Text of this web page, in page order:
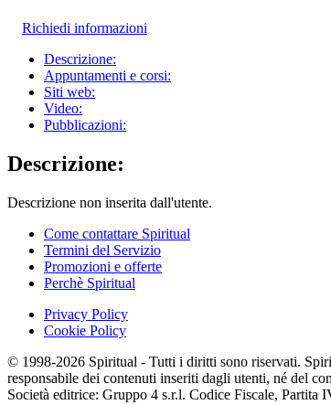
Richiedi informazioni
Descrizione:
Appuntamenti e corsi:
Siti web:
Video:
Pubblicazioni:
Descrizione:
Descrizione non inserita dall'utente.
Come contattare Spiritual
Termini del Servizio
Promozioni e offerte
Perchè Spiritual
Privacy Policy
Cookie Policy
© 1998-2026 Spiritual - Tutti i diritti sono riservati.
responsabile dei contenuti inseriti dagli utenti, né del
Società editrice: Gruppo 4 s.r.l. Codice Fiscale,